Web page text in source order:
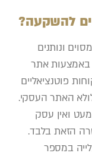
להשקעה?
ונותנים
באמצעות אתר
פוטנציאליים
האתר העסקי.
ואין עסק
הזאת בלבד.
במספר